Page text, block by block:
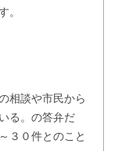
。
相談や市民から
る。の答弁だ
３０件とのこと